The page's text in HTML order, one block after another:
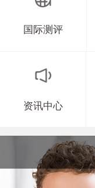
国际测评
资讯中心